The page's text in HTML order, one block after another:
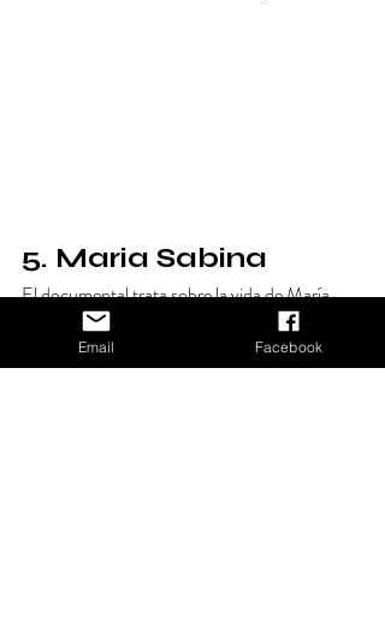
5. Maria Sabina
El documental trata sobre la vida de María
Sabina, una curandera de la sierra de Oaxaca,
y todos sus conocimientos sobre hongos
alucinógenos. Disfrútalo en Film Latino.
Email Facebook